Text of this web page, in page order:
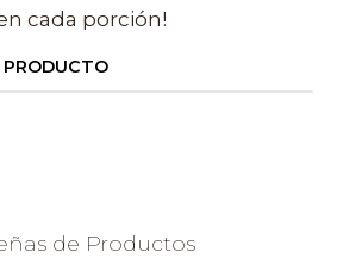
cada porción!
de Productos